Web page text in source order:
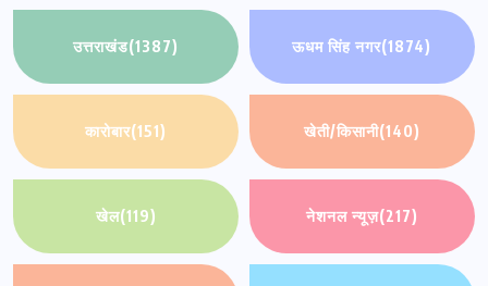
उत्तराखंड(1387) ऊधम सिंह नगर(1874)
कारोबार(151) खेती/किसानी(140)
खेल(119) नेशनल न्यूज़(217)